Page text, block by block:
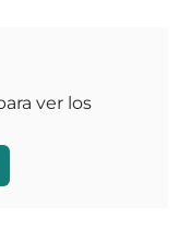
ver los